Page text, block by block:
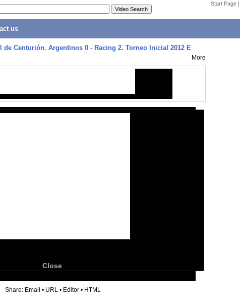
Start Page |
us
de Centurión. Argentinos 0 - Racing 2. Torneo Inicial 2012 E
More
Close
Share: Email • URL • Editor • HTML